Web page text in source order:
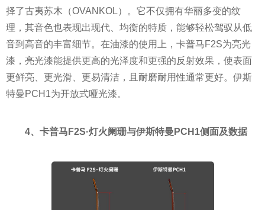
择了古夷苏木（OVANKOL）。它不仅拥有华丽多变的纹
理，其音色也表现出现代、均衡的特质，能够轻松驾驭从低
音到高音的丰富细节。在油漆的使用上，卡普马F2S为亮光
漆，亮光漆能提供更高的光泽度和更强的反射效果，使表面
更鲜亮、更光滑、更易清洁，且耐磨耐用性通常更好。伊斯
特曼PCH1为开放式哑光漆。
4、卡普马F2S·灯火阑珊与伊斯特曼PCH1侧面及数据